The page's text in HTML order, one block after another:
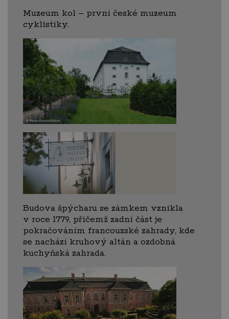
Muzeum kol – první české muzeum
cyklistiky.
Budova špýcharu se zámkem vznikla
v roce 1779, přičemž zadní část je
pokračováním francouzské zahrady, kde
se nachází kruhový altán a ozdobná
kuchyňská zahrada.